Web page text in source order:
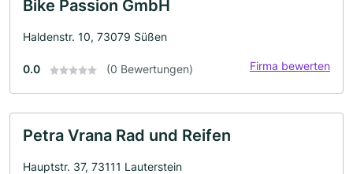
Bike Passion GmbH
Haldenstr. 10, 73079 Süßen
0.0 (0 Bewertungen) Firma bewerten
Petra Vrana Rad und Reifen
Hauptstr. 37, 73111 Lauterstein